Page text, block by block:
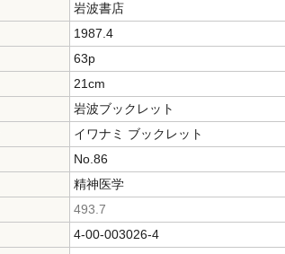
岩波書店
1987.4
63p
21cm
岩波ブックレット
イワナミ ブックレット
No.86
精神医学
493.7
4-00-003026-4